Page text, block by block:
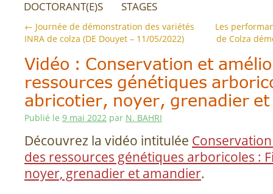
DOCTORANT(E)S
STAGES
← Journée de démonstration des variétés
INRA de colza (DE Douyet – 11/05/2022)
Les
de Colza
Vidéo : Conservation et
ressources génétiques
abricotier, noyer, grenadier
Publié le 9 mai 2022 par N. BAHRI
Découvrez la vidéo intitulée
des ressources génétiques arboricoles :
noyer, grenadier et amandier.